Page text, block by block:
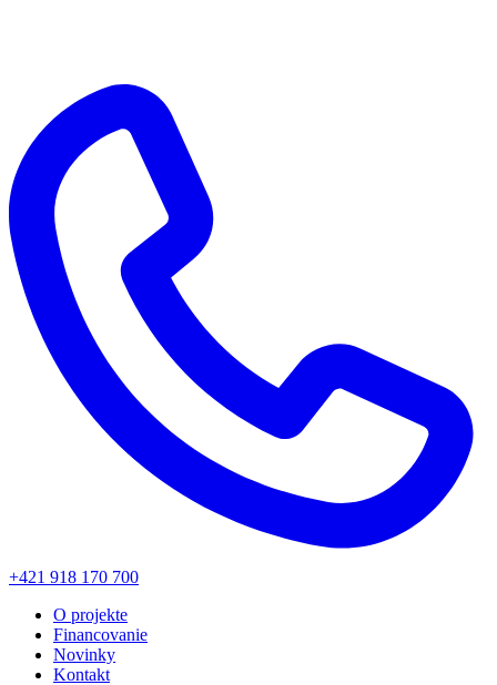
+421 918 170 700
O projekte
Financovanie
Novinky
Kontakt